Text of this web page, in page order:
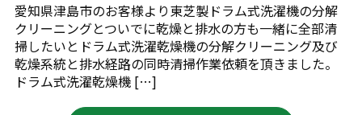
愛知県津島市のお客様より東芝製ドラム式洗濯機の分解
クリーニングとついでに乾燥と排水の方も一緒に全部清
掃したいとドラム式洗濯乾燥機の分解クリーニング及び
乾燥系統と排水経路の同時清掃作業依頼を頂きました。
ドラム式洗濯乾燥機 […]